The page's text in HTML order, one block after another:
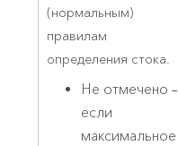
(нормальным)
правилам
определения стока.
Не отмечено –
если
максимальное